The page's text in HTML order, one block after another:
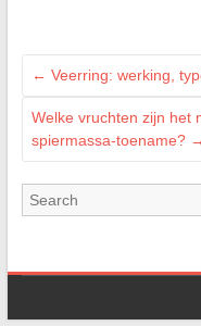
← Veerring: werking,
Welke vruchten zijn het
spiermassa-toename? →